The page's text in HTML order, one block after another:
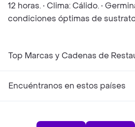
12 horas. • Clima: Cálido. •
condiciones óptimas de
Top Marcas y Cadenas de
Encuéntranos en estos países